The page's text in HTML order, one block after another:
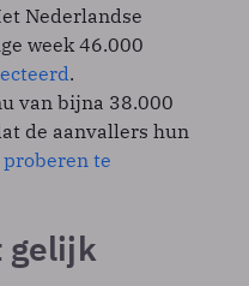
Nederlandse
week 46.000
.
van bijna 38.000
de aanvallers hun
proberen te
gelijk